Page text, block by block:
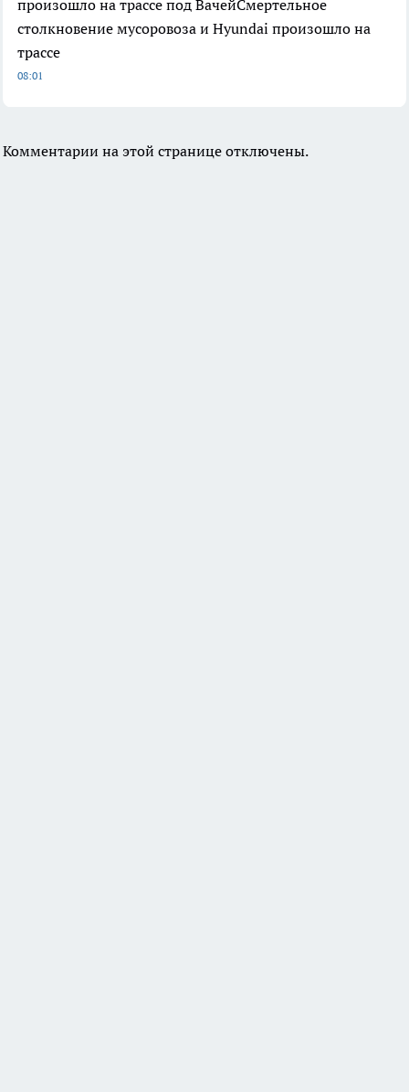
произошло на трассе под ВачейСмертельное
столкновение мусоровоза и Hyundai произошло на
трассе
08:01
Комментарии на этой странице отключены.